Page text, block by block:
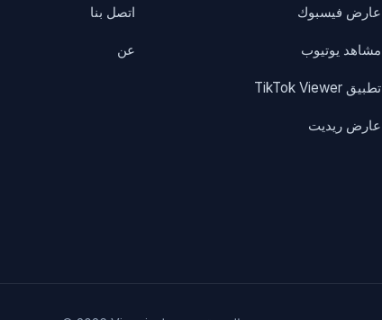
عارض فيسبوك
مشاهد يوتيوب
تطبيق TikTok Viewer
عارض ريديت
اتصل بنا
عن